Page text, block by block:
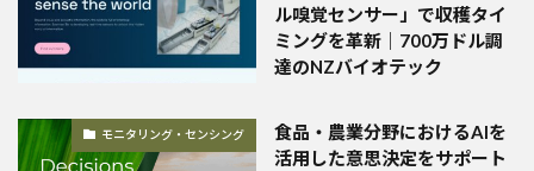
ル嗅覚センサー」で収穫タイ
ミングを革新｜700万ドル調
達のNZバイオテック
モニタリング・センシング
食品・農業分野におけるAIを
活用した意思決定をサポート